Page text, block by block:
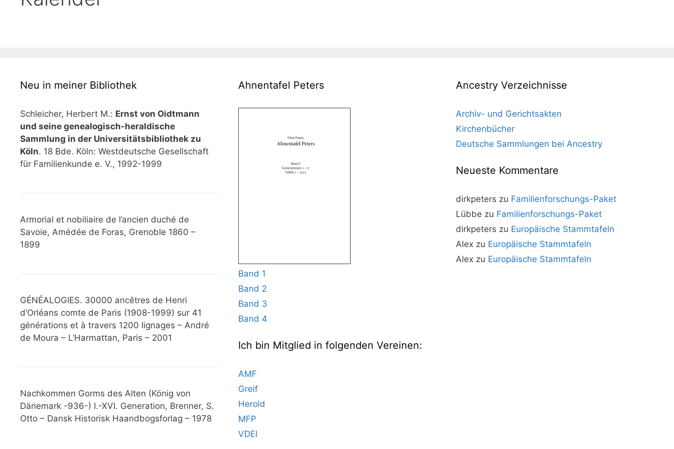
Neu in meiner Bibliothek
Schleicher, Herbert M.: Ernst von Oidtmann
und seine genealogisch-heraldische
Sammlung in der Universitätsbibliothek zu
Köln. 18 Bde. Köln: Westdeutsche Gesellschaft
für Familienkunde e. V., 1992-1999
Armorial et nobiliaire de l’ancien duché de
Savoie, Amédée de Foras, Grenoble 1860 –
1899
GÉNÉALOGIES. 30000 ancêtres de Henri
d’Orléans comte de Paris (1908-1999) sur 41
générations et à travers 1200 lignages – André
de Moura – L’Harmattan, Paris – 2001
Nachkommen Gorms des Alten (König von
Dänemark -936-) I.-XVI. Generation, Brenner, S.
Otto – Dansk Historisk Haandbogsforlag – 1978
Ahnentafel Peters
Band 1
Band 2
Band 3
Band 4
Ich bin Mitglied in folgenden Vereinen:
AMF
Greif
Herold
MFP
VDEI
Ancestry Verzeichnisse
Archiv- und Gerichtsakten
Kirchenbücher
Deutsche Sammlungen bei Ancestry
Neueste Kommentare
dirkpeters zu Familienforschungs-Paket
Lübbe zu Familienforschungs-Paket
dirkpeters zu Europäische Stammtafeln
Alex zu Europäische Stammtafeln
Alex zu Europäische Stammtafeln